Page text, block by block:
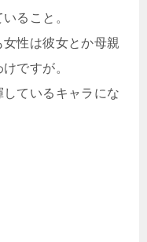
ること。
性は彼女とか母親
ですが。
ているキャラにな